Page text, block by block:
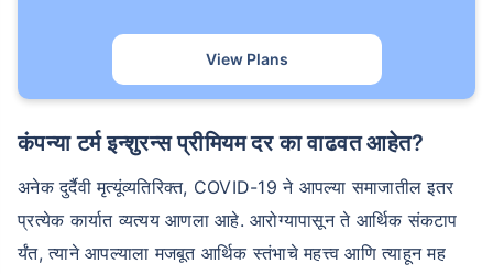
View Plans
कंपन्या टर्म इन्शुरन्स प्रीमियम दर का वाढवत आहेत?
अनेक दुर्दैवी मृत्यूंव्यतिरिक्त, COVID-19 ने आपल्या समाजातील इतर
प्रत्येक कार्यात व्यत्यय आणला आहे. आरोग्यापासून ते आर्थिक संकटाप
र्यंत, त्याने आपल्याला मजबूत आर्थिक स्तंभाचे महत्त्व आणि त्याहून मह